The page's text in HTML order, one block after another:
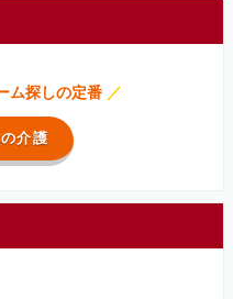
ム探しの定番 ／
介護